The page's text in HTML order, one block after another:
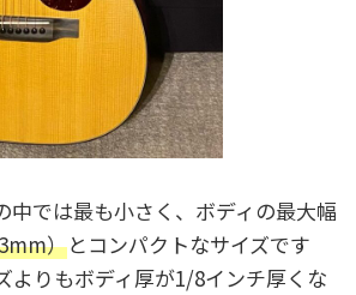
中では最も小さく、ボディの最大幅
）とコンパクトなサイズです
よりもボディ厚が1/8インチ厚くな